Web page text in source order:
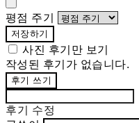
평점 주기
저장하기
사진 후기만 보기
작성된 후기가 없습니다.
후기 쓰기
후기 수정